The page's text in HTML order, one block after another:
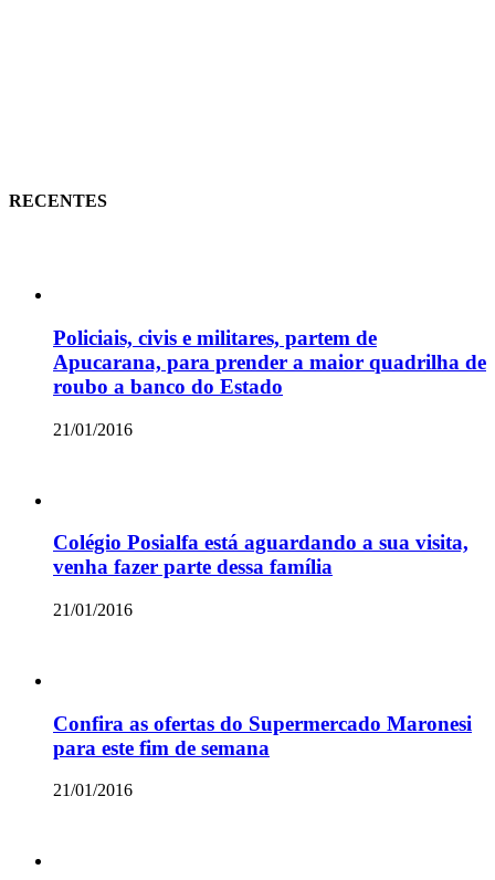
RECENTES
Policiais, civis e militares, partem de
Apucarana, para prender a maior quadrilha de
roubo a banco do Estado
21/01/2016
Colégio Posialfa está aguardando a sua visita,
venha fazer parte dessa família
21/01/2016
Confira as ofertas do Supermercado Maronesi
para este fim de semana
21/01/2016